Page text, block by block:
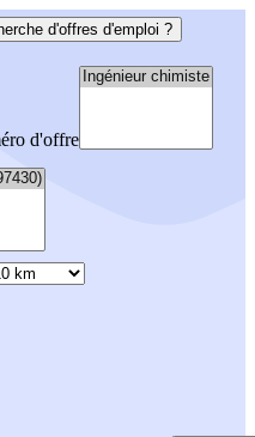
d'offres d'emploi ?
d'offre